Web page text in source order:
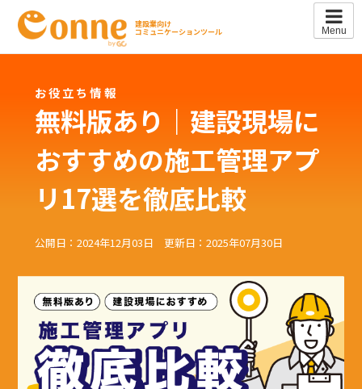
to
建設業向け
コミュニケーションツール Menu
お役立ち情報
無料版あり｜建設現場に
おすすめの施工管理アプ
リ17選を徹底比較
公開日：2024年12月03日 更新日：2025年07月30日